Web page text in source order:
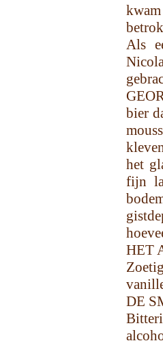
Als
bier
het
fijn
HET
DE